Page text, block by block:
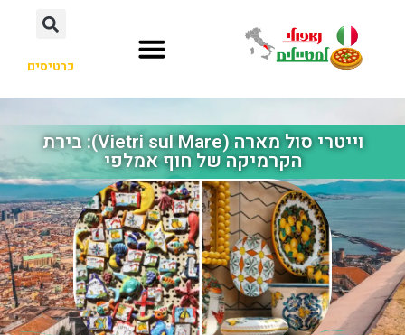
כרטיסים
וייטרי סול מארה (Vietri sul Mare): בירת
הקרמיקה של חוף אמלפי